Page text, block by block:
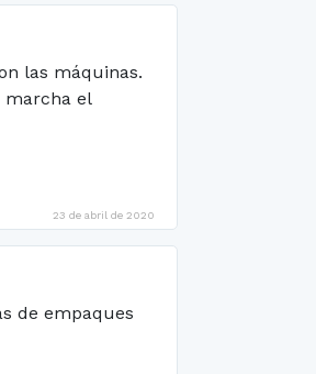
las máquinas.
marcha el
23 de abril de 2020
de empaques